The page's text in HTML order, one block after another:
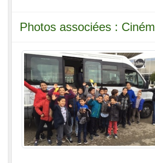
Photos associées :